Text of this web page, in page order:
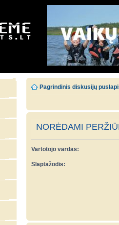
Pagrindinis diskusijų
NORĖDAMI
Vartotojo vardas:
Slaptažodis: